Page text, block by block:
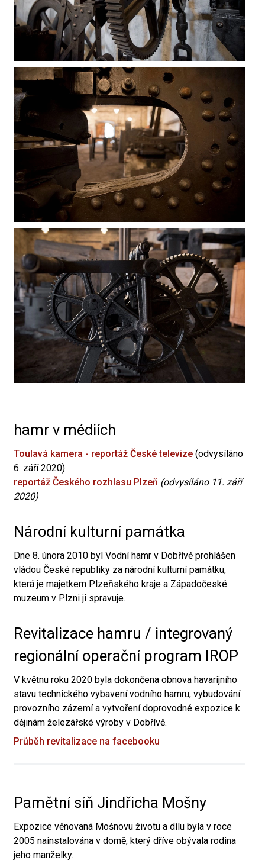
hamr v médiích
Toulavá kamera - reportáž České televize (odvysíláno
6. září 2020)
reportáž Českého rozhlasu Plzeň (odvysíláno 11. září
2020)
Národní kulturní památka
Dne 8. února 2010 byl Vodní hamr v Dobřívě prohlášen
vládou České republiky za národní kulturní památku,
která je majetkem Plzeňského kraje a Západočeské
muzeum v Plzni ji spravuje.
Revitalizace hamru / integrovaný
regionální operační program IROP
V květnu roku 2020 byla dokončena obnova havarijního
stavu technického vybavení vodního hamru, vybudování
provozního zázemí a vytvoření doprovodné expozice k
dějinám železářské výroby v Dobřívě.
Průběh revitalizace na facebooku
Pamětní síň Jindřicha Mošny
Expozice věnovaná Mošnovu životu a dílu byla v roce
2005 nainstalována v domě, který dříve obývala rodina
jeho manželky.